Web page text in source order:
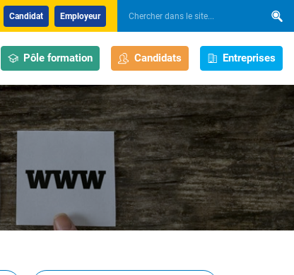
Pôle formation Candidats Entreprises
Candidat Employeur